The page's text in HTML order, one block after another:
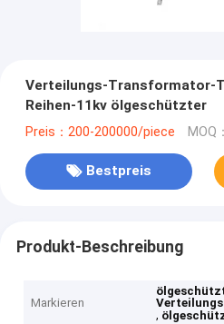
Verteilungs-Transformator-
Reihen-11kv ölgeschützter
Preis：200-200000/piece MOQ
Bestpreis
Produkt-Beschreibung
Markieren
,